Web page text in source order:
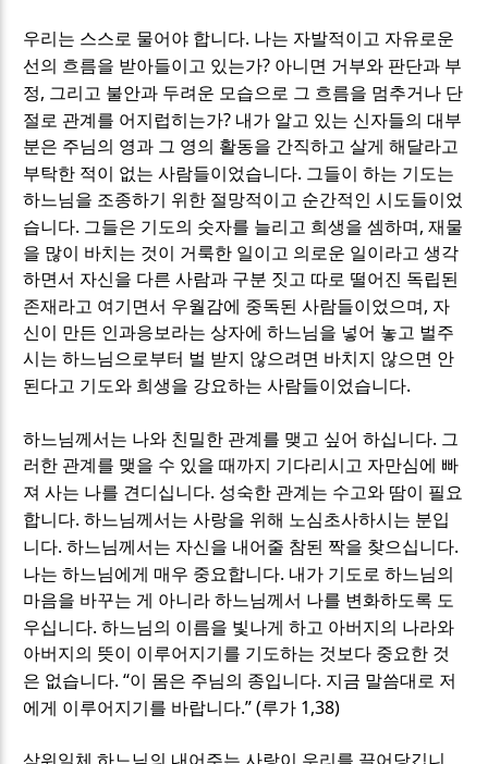
우리는 스스로 물어야 합니다. 나는 자발적이고 자유로운
선의 흐름을 받아들이고 있는가? 아니면 거부와 판단과 부
정, 그리고 불안과 두려운 모습으로 그 흐름을 멈추거나 단
절로 관계를 어지럽히는가? 내가 알고 있는 신자들의 대부
분은 주님의 영과 그 영의 활동을 간직하고 살게 해달라고
부탁한 적이 없는 사람들이었습니다. 그들이 하는 기도는
하느님을 조종하기 위한 절망적이고 순간적인 시도들이었
습니다. 그들은 기도의 숫자를 늘리고 희생을 셈하며 ,재물
을 많이 바치는 것이 거룩한 일이고 의로운 일이라고 생각
하면서 자신을 다른 사람과 구분 짓고 따로 떨어진 독립된
존재라고 여기면서 우월감에 중독된 사람들이었으며 , 자
신이 만든 인과응보라는 상자에 하느님을 넣어 놓고 벌주
시는 하느님으로부터 벌 받지 않으려면 바치지 않으면 안
된다고 기도와 희생을 강요하는 사람들이었습니다.
하느님께서는 나와 친밀한 관계를 맺고 싶어 하십니다. 그
러한 관계를 맺을 수 있을 때까지 기다리시고 자만심에 빠
져 사는 나를 견디십니다. 성숙한 관계는 수고와 땀이 필요
합니다.하느님께서는 사랑을 위해 노심초사하시는 분입
니다.하느님께서는 자신을 내어줄 참된 짝을 찾으십니다.
나는 하느님에게 매우 중요합니다. 내가 기도로 하느님의
마음을 바꾸는 게 아니라 하느님께서 나를 변화하도록 도
우십니다.하느님의 이름을 빛나게 하고 아버지의 나라와
아버지의 뜻이 이루어지기를 기도하는 것보다 중요한 것
은 없습니다. “이 몸은 주님의 종입니다. 지금 말씀대로 저
에게 이루어지기를 바랍니다.” (루가 1,38)
삼위일체 하느님의 내어주는 사랑이 우리를 끌어당깁니